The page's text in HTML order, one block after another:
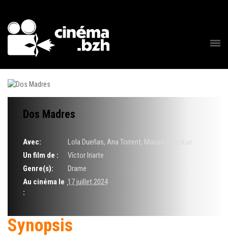
Dos Madres
Avec:
Lola Dueñas, Ana Torrent, Manuel Egozkue
Un film de :
Víctor Iriarte
Genre(s):
Drame
Au cinéma le
:
17 juillet 2024
Synopsis